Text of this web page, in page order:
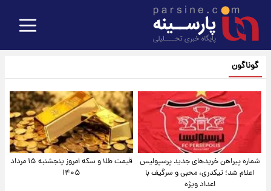
گوناگون
شماره پیراهن خریدهای جدید پرسپولیس
اعلام شد؛ تیکدری، محبی و سرگیف با
اعداد ویژه
قیمت طلا و سکه امروز پنجشنبه ۱۵ مرداد
۱۴۰۵